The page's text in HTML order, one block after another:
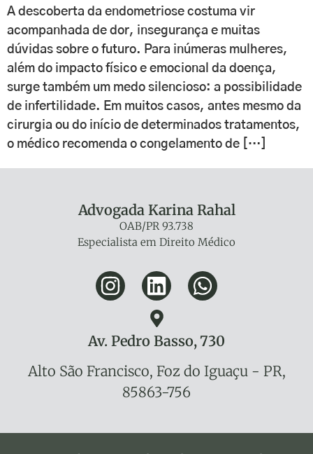
A descoberta da endometriose costuma vir
acompanhada de dor, insegurança e muitas
dúvidas sobre o futuro. Para inúmeras mulheres,
além do impacto físico e emocional da doença,
surge também um medo silencioso: a possibilidade
de infertilidade. Em muitos casos, antes mesmo da
cirurgia ou do início de determinados tratamentos,
o médico recomenda o congelamento de […]
Advogada Karina Rahal
OAB/PR 93.738
Especialista em Direito Médico
Av. Pedro Basso, 730
Alto São Francisco, Foz do Iguaçu - PR,
85863-756